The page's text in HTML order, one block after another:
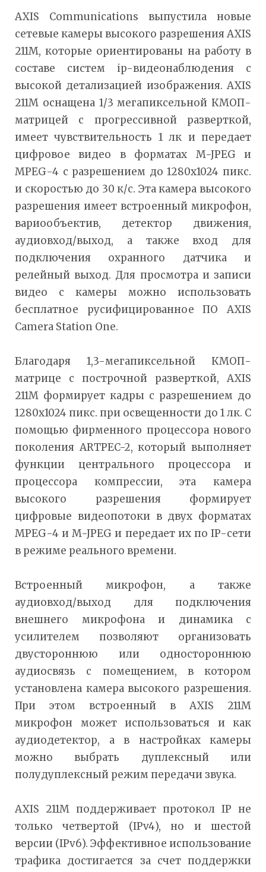
AXIS Communications выпустила новые
сетевые камеры высокого разрешения AXIS
211M, которые ориентированы на работу в
составе систем ip-видеонаблюдения с
высокой детализацией изображения. AXIS
211M оснащена 1/3 мегапиксельной КМОП-
матрицей с прогрессивной разверткой,
имеет чувствительность 1 лк и передает
цифровое видео в форматах M-JPEG и
MPEG-4 с разрешением до 1280х1024 пикс.
и скоростью до 30 к/с. Эта камера высокого
разрешения имеет встроенный микрофон,
вариообъектив, детектор движения,
аудиовход/выход, а также вход для
подключения охранного датчика и
релейный выход. Для просмотра и записи
видео с камеры можно использовать
бесплатное русифицированное ПО AXIS
Camera Station One.
Благодаря 1,3-мегапиксельной КМОП-
матрице с построчной разверткой, AXIS
211M формирует кадры с разрешением до
1280х1024 пикс. при освещенности до 1 лк. С
помощью фирменного процессора нового
поколения ARTPEC-2, который выполняет
функции центрального процессора и
процессора компрессии, эта камера
высокого разрешения формирует
цифровые видеопотоки в двух форматах
MPEG-4 и M-JPEG и передает их по IP-сети
в режиме реального времени.
Встроенный микрофон, а также
аудиовход/выход для подключения
внешнего микрофона и динамика с
усилителем позволяют организовать
двустороннюю или одностороннюю
аудиосвязь с помещением, в котором
установлена камера высокого разрешения.
При этом встроенный в AXIS 211M
микрофон может использоваться и как
аудиодетектор, а в настройках камеры
можно выбрать дуплексный или
полудуплексный режим передачи звука.
AXIS 211M поддерживает протокол IP не
только четвертой (IPv4), но и шестой
версии (IPv6). Эффективное использование
трафика достигается за счет поддержки